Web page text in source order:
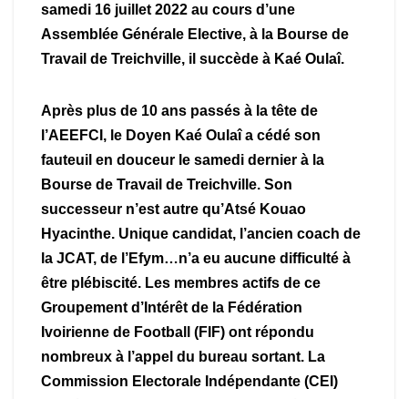
samedi 16 juillet 2022 au cours d’une
Assemblée Générale Elective, à la Bourse de
Travail de Treichville, il succède à Kaé Oulaî.
Après plus de 10 ans passés à la tête de
l’AEEFCI, le Doyen Kaé Oulaî a cédé son
fauteuil en douceur le samedi dernier à la
Bourse de Travail de Treichville. Son
successeur n’est autre qu’Atsé Kouao
Hyacinthe. Unique candidat, l’ancien coach de
la JCAT, de l’Efym…n’a eu aucune difficulté à
être plébiscité. Les membres actifs de ce
Groupement d’Intérêt de la Fédération
Ivoirienne de Football (FIF) ont répondu
nombreux à l’appel du bureau sortant. La
Commission Electorale Indépendante (CEI)